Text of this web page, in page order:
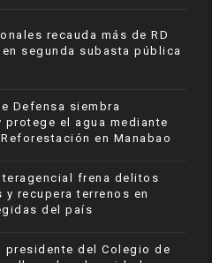
recauda más de RD
segunda subasta pública
Defensa siembra
protege el agua mediante
en Manabao
frena delitos
y recupera terrenos en
del país
presidente del Colegio de